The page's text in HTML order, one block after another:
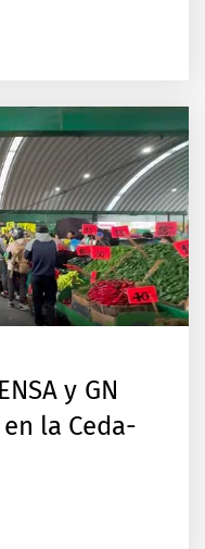
y GN
la Ceda-